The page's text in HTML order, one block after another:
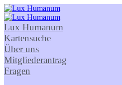
Lux Humanum
Kartensuche
Über uns
Mitgliederantrag
Fragen